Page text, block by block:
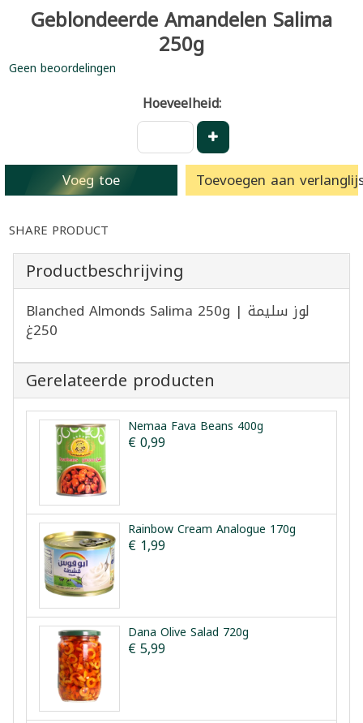
Geblondeerde Amandelen Salima
250g
Geen beoordelingen
Hoeveelheid:
Voeg toe Toevoegen aan
SHARE PRODUCT
Productbeschrijving
Blanched Almonds Salima 250g | لوز سليمة
250غ
Gerelateerde producten
Nemaa Fava Beans 400g
€ 0,99
Rainbow Cream Analogue 170g
€ 1,99
Dana Olive Salad 720g
€ 5,99